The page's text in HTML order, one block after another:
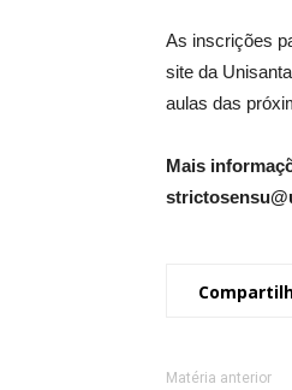
As inscrições
site da
aulas das
Mais
Matéria anterior